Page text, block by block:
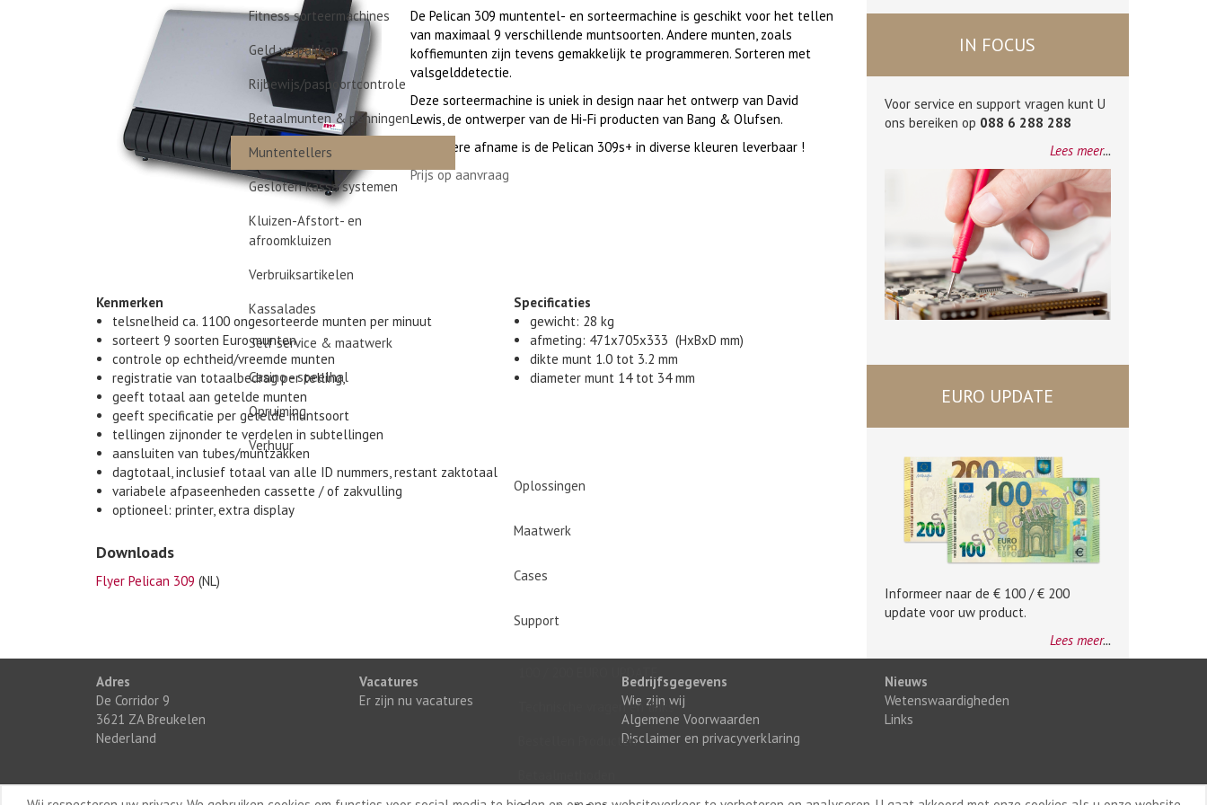
Fitness sorteermachines
Geld verpakken
Rijbewijs/paspoortcontrole
Betaalmunten & penningen
Muntentellers
Gesloten kassa systemen
Kluizen-Afstort- en
afroomkluizen
Verbruiksartikelen
Kassalades
Self service & maatwerk
Casino - speelhal
Opruiming
Verhuur
Oplossingen
Maatwerk
Cases
Support
100 / 200 EURO UPDATE
Technische vragen en links
Bestellen Producten
De Pelican 309 muntentel- en sorteermachine is geschikt voor het tellen
van maximaal 9 verschillende muntsoorten. Andere munten, zoals
koffiemunten zijn tevens gemakkelijk te programmeren. Sorteren met
valsgelddetectie.
Deze sorteermachine is uniek in design naar het ontwerp van David
Lewis, de ontwerper van de Hi-Fi producten van Bang & Olufsen.
Bij grotere afname is de Pelican 309s+ in diverse kleuren leverbaar !
Prijs op aanvraag
Kenmerken
telsnelheid ca. 1100 ongesorteerde munten per minuut
sorteert 9 soorten Euro munten
controle op echtheid/vreemde munten
registratie van totaalbedrag per telling,
geeft totaal aan getelde munten
geeft specificatie per getelde muntsoort
tellingen zijnonder te verdelen in subtellingen
aansluiten van tubes/muntzakken
dagtotaal, inclusief totaal van alle ID nummers, restant zaktotaal
variabele afpaseenheden cassette / of zakvulling
optioneel: printer, extra display
Specificaties
gewicht: 28 kg
afmeting: 471x705x333 (HxBxD mm)
dikte munt 1.0 tot 3.2 mm
diameter munt 14 tot 34 mm
Downloads
Flyer Pelican 309 (NL)
IN FOCUS
Voor service en support vragen kunt U
ons bereiken op 088 6 288 288
Lees meer...
EURO UPDATE
Informeer naar de € 100 / € 200
update voor uw product.
Lees meer...
Adres
De Corridor 9
3621 ZA Breukelen
Nederland
Vacatures
Er zijn nu vacatures
Bedrijfsgegevens
Wie zijn wij
Algemene Voorwaarden
Disclaimer en privacyverklaring
Nieuws
Wetenswaardigheden
Links